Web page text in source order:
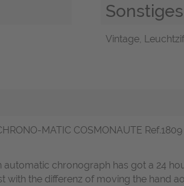
Sonstiges
Vintage,
MATIC COSMONAUTE
chronograph has got a 24
with the differenz of moving the hand